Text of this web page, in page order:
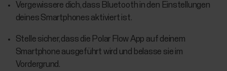
Vergewissere dich, dass Bluetooth in den Einstellungen
deines Smartphones aktiviert ist.
Stelle sicher, dass die Polar Flow App auf deinem
Smartphone ausgeführt wird und belasse sie im
Vordergrund.